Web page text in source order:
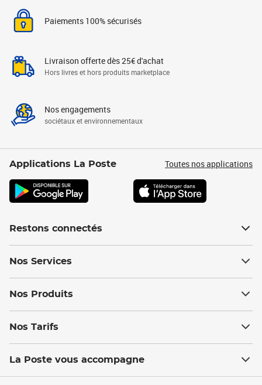
Paiements 100% sécurisés
Livraison offerte dès 25€ d'achat
Hors livres et hors produits marketplace
Nos engagements
sociétaux et environnementaux
Applications La Poste Toutes nos applications
Restons connectés
Nos Services
Nos Produits
Nos Tarifs
La Poste vous accompagne